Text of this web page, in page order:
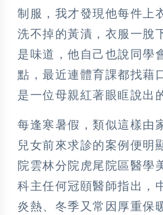
制服，我才發現他每件上
洗不掉的黃漬，衣服一脫
是味道，他自己也說同學
點，最近連體育課都找
是一位母親紅著眼眶說出
每逢寒暑假，類似這樣由
兒女前來求診的案例便明
院雲林分院虎尾院區醫學
科主任何冠頤醫師指出，
炎熱、冬季又常因厚重保